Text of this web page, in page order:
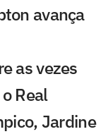
avança
as vezes
Real
Jardine